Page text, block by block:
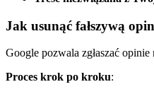
Jak usunąć fałszywą
Google pozwala zgłaszać
Proces krok po kroku: